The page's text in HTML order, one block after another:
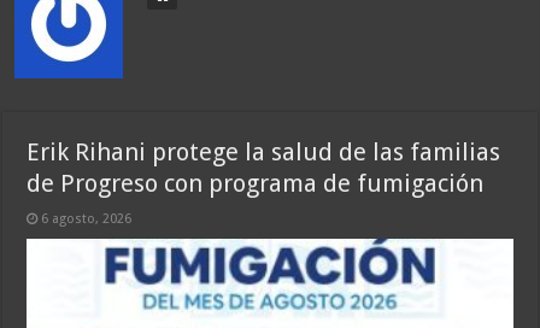
Erik Rihani protege la salud de las familias
de Progreso con programa de fumigación
6 agosto, 2026